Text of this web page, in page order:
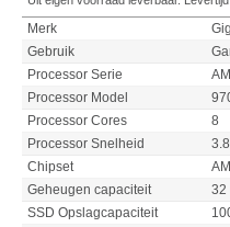
Merk
Gebruik
Processor Serie
Processor Model
Processor Cores
8
Processor Snelheid
Chipset
Geheugen capaciteit
32
SSD Opslagcapaciteit